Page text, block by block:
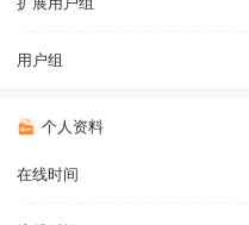
用户组
个人资料
在线时间